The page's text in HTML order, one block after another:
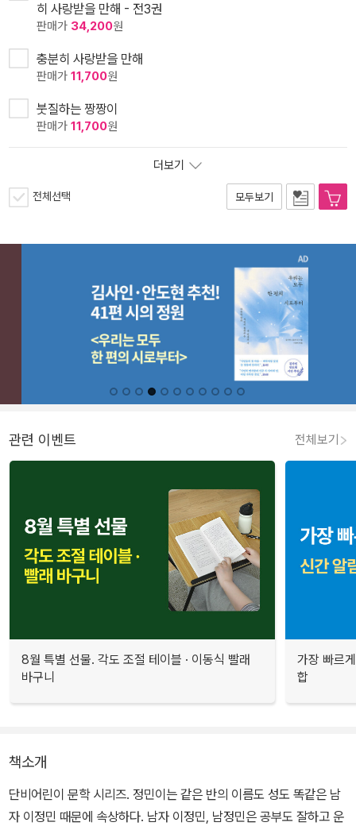
히 사랑받을 만해 - 전3권
판매가 34,200원
충분히 사랑받을 만해
판매가 11,700원
붓질하는 짱짱이
판매가 11,700원
더보기
전체선택 모두보기
관련 이벤트 전체보기
8월 특별 선물. 각도 조절 테이블 · 이동식 빨래
바구니
가장 빠르
합
책소개
단비어린이 문학 시리즈. 정민이는 같은 반의 이름도 성도 똑같은 남
자 이정민 때문에 속상하다. 남자 이정민, 남정민은 공부도 잘하고 운